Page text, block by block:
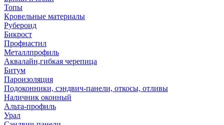
Топы
Кровельные материалы
Рубероид
Бикрост
Профнастил
Металлпрофиль
Аквалайн,гибкая черепица
Битум
Пароизоляция
Подоконники, сэндвич-панели, откосы, отливы
Наличник оконный
Альта-профиль
Урал